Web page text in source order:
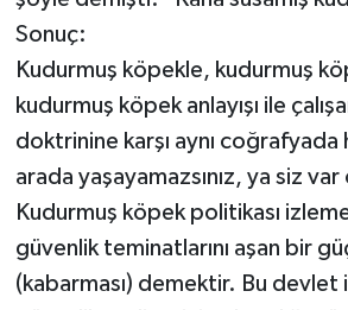
Sonuç:
Kudurmuş köpekle, kudurmuş
kudurmuş köpek anlayışı ile
doktrinine karşı aynı
arada yaşayamazsınız, ya siz var
Kudurmuş köpek politikası
güvenlik teminatlarını aşan bir
(kabarması) demektir. Bu devlet